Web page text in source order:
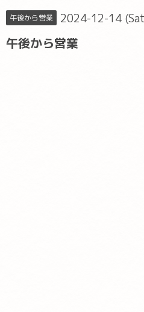
午後から営業 2024-12-14
午後から営業